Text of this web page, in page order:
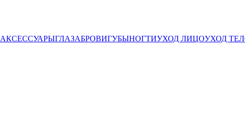
АКСЕССУАРЫГЛАЗАБРОВИГУБЫНОГТИУХОД ЛИЦОУХОД